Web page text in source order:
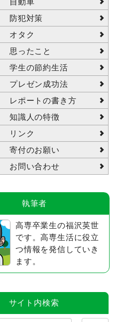
自動車
防犯対策
オタク
思ったこと
学生の節約生活
プレゼン成功法
レポートの書き方
知識人の特徴
リンク
寄付のお願い
お問い合わせ
執筆者
高専卒業生の福沢英世
です。高専生活に役立
つ情報を発信していき
ます。
サイト内検索